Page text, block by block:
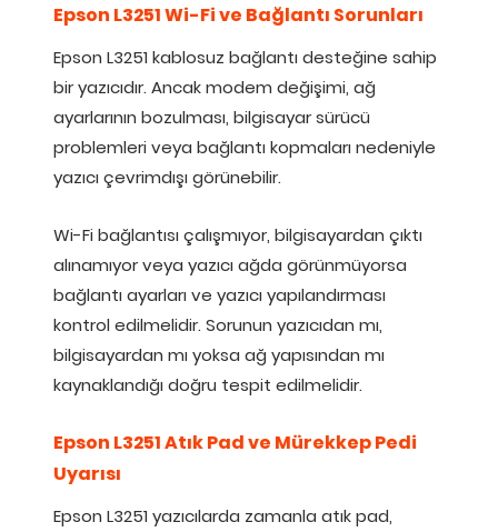
Epson L3251 Wi-Fi ve Bağlantı Sorunları
Epson L3251 kablosuz bağlantı desteğine sahip
bir yazıcıdır. Ancak modem değişimi, ağ
ayarlarının bozulması, bilgisayar sürücü
problemleri veya bağlantı kopmaları nedeniyle
yazıcı çevrimdışı görünebilir.
Wi-Fi bağlantısı çalışmıyor, bilgisayardan çıktı
alınamıyor veya yazıcı ağda görünmüyorsa
bağlantı ayarları ve yazıcı yapılandırması
kontrol edilmelidir. Sorunun yazıcıdan mı,
bilgisayardan mı yoksa ağ yapısından mı
kaynaklandığı doğru tespit edilmelidir.
Epson L3251 Atık Pad ve Mürekkep Pedi
Uyarısı
Epson L3251 yazıcılarda zamanla atık pad,